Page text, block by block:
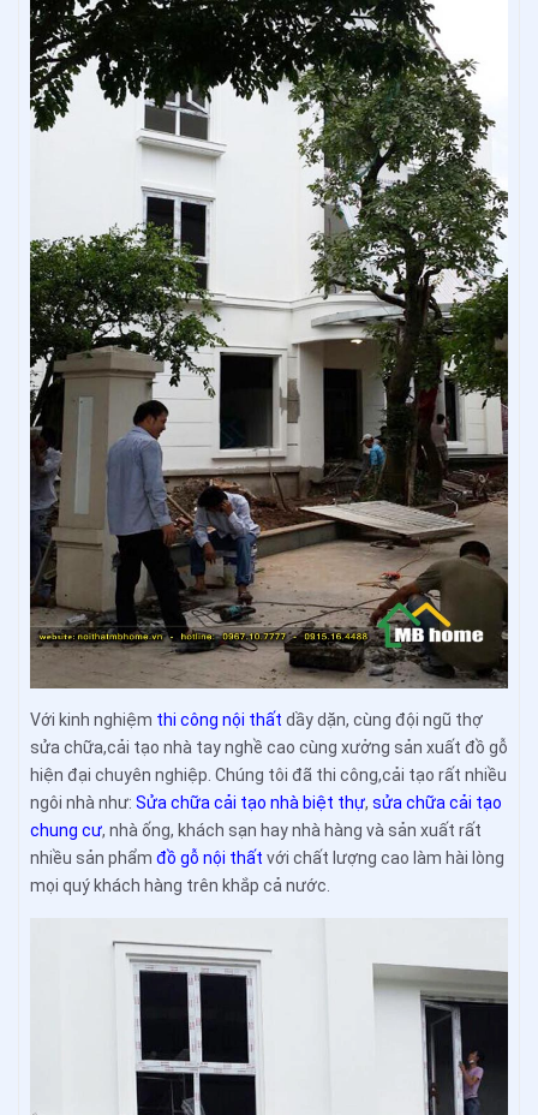
Với kinh nghiệm thi công nội thất dầy dặn, cùng đội ngũ thợ
sửa chữa,cải tạo nhà tay nghề cao cùng xưởng sản xuất đồ gỗ
hiện đại chuyên nghiệp. Chúng tôi đã thi công,cải tạo rất nhiều
ngôi nhà như: Sửa chữa cải tạo nhà biệt thự, sửa chữa cải tạo
chung cư, nhà ống, khách sạn hay nhà hàng và sản xuất rất
nhiều sản phẩm đồ gỗ nội thất với chất lượng cao làm hài lòng
mọi quý khách hàng trên khắp cả nước.